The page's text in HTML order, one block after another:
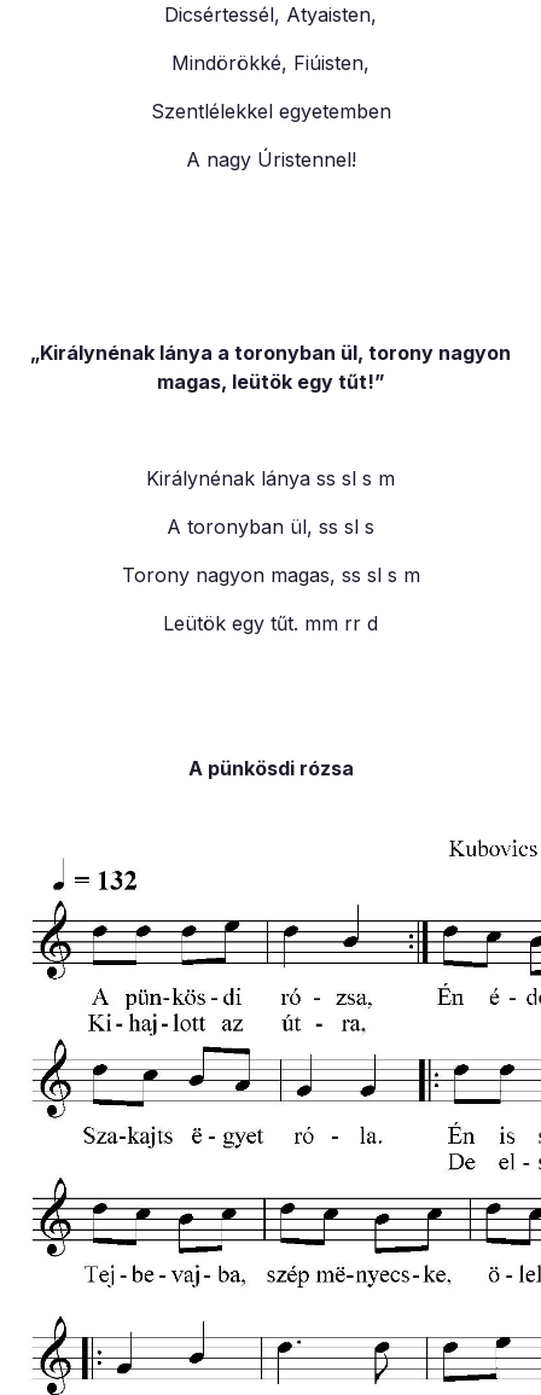
Dicsértessél, Atyaisten,
Mindörökké, Fiúisten,
Szentlélekkel egyetemben
A nagy Úristennel!
„Királynénak lánya a toronyban ül, torony nagyon
magas, leütök egy tűt!”
Királynénak lánya ss sl s m
A toronyban ül, ss sl s
Torony nagyon magas, ss sl s m
Leütök egy tűt. mm rr d
A pünkösdi rózsa